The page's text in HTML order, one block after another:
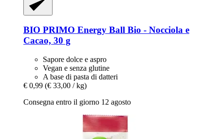
BIO PRIMO Energy Ball Bio -​ Nocciola e
Cacao, 30 g
Sapore dolce e aspro
Vegan e senza glutine
A base di pasta di datteri
€ 0,99 (€ 33,00 / kg)
Consegna entro il giorno 12 agosto